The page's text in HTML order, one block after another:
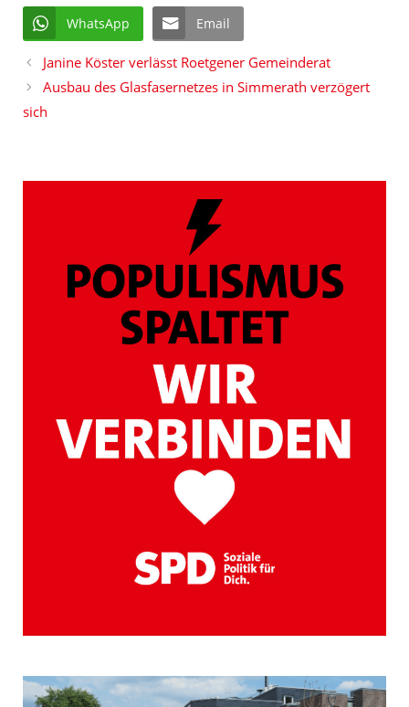
WhatsApp Email
Janine Köster verlässt Roetgener Gemeinderat
Ausbau des Glasfasernetzes in Simmerath verzögert
sich